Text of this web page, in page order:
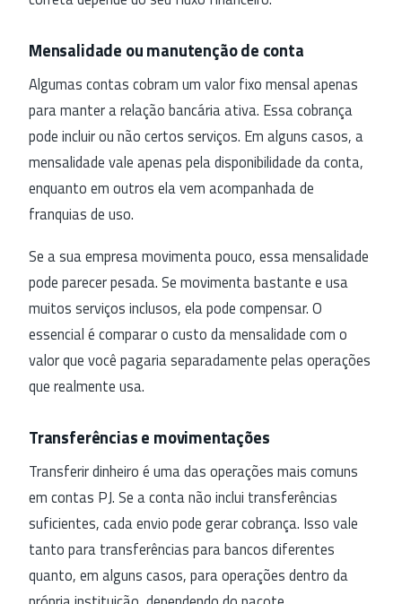
Mensalidade ou manutenção de conta
Algumas contas cobram um valor fixo mensal apenas
para manter a relação bancária ativa. Essa cobrança
pode incluir ou não certos serviços. Em alguns casos, a
mensalidade vale apenas pela disponibilidade da conta,
enquanto em outros ela vem acompanhada de
franquias de uso.
Se a sua empresa movimenta pouco, essa mensalidade
pode parecer pesada. Se movimenta bastante e usa
muitos serviços inclusos, ela pode compensar. O
essencial é comparar o custo da mensalidade com o
valor que você pagaria separadamente pelas operações
que realmente usa.
Transferências e movimentações
Transferir dinheiro é uma das operações mais comuns
em contas PJ. Se a conta não inclui transferências
suficientes, cada envio pode gerar cobrança. Isso vale
tanto para transferências para bancos diferentes
quanto, em alguns casos, para operações dentro da